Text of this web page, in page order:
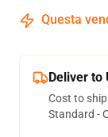
Questa
Deliver to
Cost to
Standard -